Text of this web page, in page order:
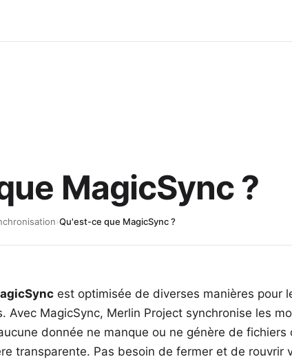
MagicSync ?
›Qu'est-ce que MagicSync ?
est optimisée de diverses manières pour
Avec MagicSync, Merlin Project synchronise les
donnée ne manque ou ne génère de
transparente. Pas besoin de fermer et de rouvrir